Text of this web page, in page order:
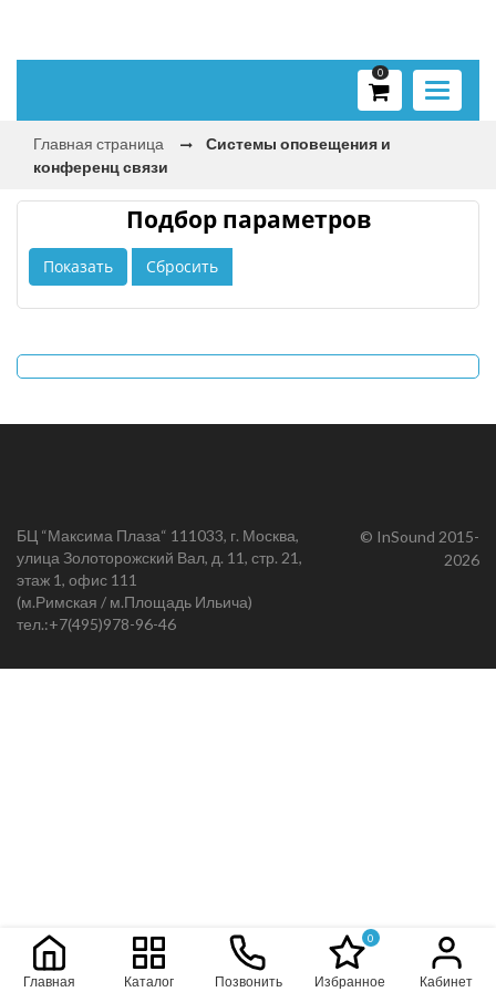
Toggle
0
Главная страница
Системы оповещения и
конференц связи
Подбор параметров
БЦ “Максима Плаза“ 111033, г. Москва,
улица Золоторожский Вал, д. 11, стр. 21,
этаж 1, офис 111
(м.Римская / м.Площадь Ильича)
тел.:+7(495)978-96-46
© InSound 2015-
2026
Главная Каталог Позвонить Избранное
0
Кабинет